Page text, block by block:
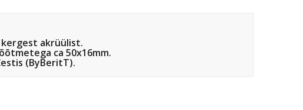
akrüülist.
ca 50x16mm.
(ByBeritT).